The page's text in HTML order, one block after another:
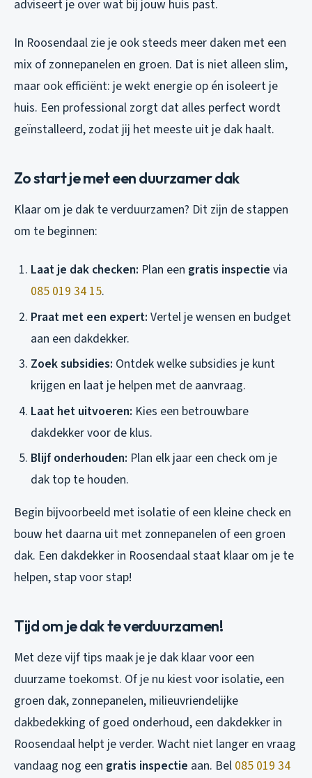
adviseert je over wat bij jouw huis past.
In Roosendaal zie je ook steeds meer daken met een
mix of zonnepanelen en groen. Dat is niet alleen slim,
maar ook efficiënt: je wekt energie op én isoleert je
huis. Een professional zorgt dat alles perfect wordt
geïnstalleerd, zodat jij het meeste uit je dak haalt.
Zo start je met een duurzamer dak
Klaar om je dak te verduurzamen? Dit zijn de stappen
om te beginnen:
Laat je dak checken: Plan een gratis inspectie via
085 019 34 15.
Praat met een expert: Vertel je wensen en budget
aan een dakdekker.
Zoek subsidies: Ontdek welke subsidies je kunt
krijgen en laat je helpen met de aanvraag.
Laat het uitvoeren: Kies een betrouwbare
dakdekker voor de klus.
Blijf onderhouden: Plan elk jaar een check om je
dak top te houden.
Begin bijvoorbeeld met isolatie of een kleine check en
bouw het daarna uit met zonnepanelen of een groen
dak. Een dakdekker in Roosendaal staat klaar om je te
helpen, stap voor stap!
Tijd om je dak te verduurzamen!
Met deze vijf tips maak je je dak klaar voor een
duurzame toekomst. Of je nu kiest voor isolatie, een
groen dak, zonnepanelen, milieuvriendelijke
dakbedekking of goed onderhoud, een dakdekker in
Roosendaal helpt je verder. Wacht niet langer en vraag
vandaag nog een gratis inspectie aan. Bel 085 019 34